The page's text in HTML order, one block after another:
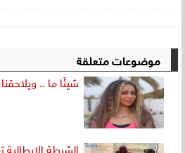
موضوعات متعلقة
شيئًا ما ..